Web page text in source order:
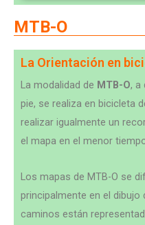
MTB-O
La Orientación en
La modalidad de MTB-O, a
pie, se realiza en bicicleta
realizar igualmente un
el mapa en el menor
Los mapas de MTB-O se
principalmente en el
caminos están